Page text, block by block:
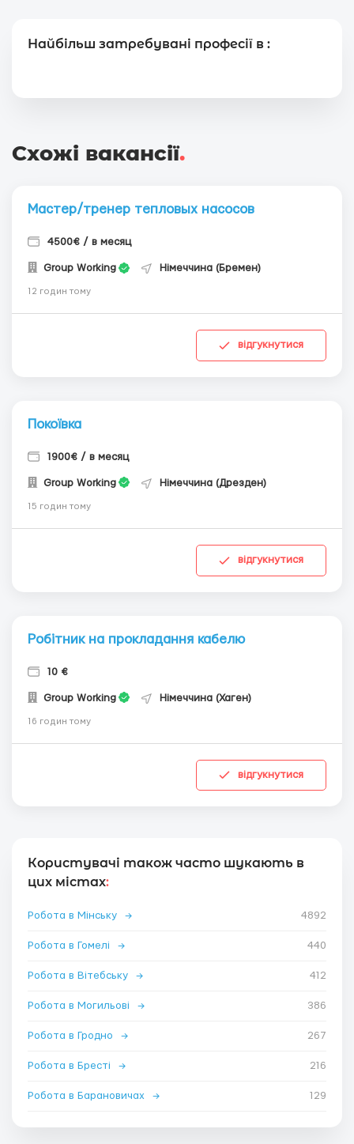
Найбільш затребувані професії в :
Схожі вакансії.
Мастер/тренер тепловых насосов
4500€ / в месяц
Group Working Німеччина (Бремен)
12 годин тому
відгукнутися
Покоївка
1900€ / в месяц
Group Working Німеччина (Дрезден)
15 годин тому
відгукнутися
Робітник на прокладання кабелю
10 €
Group Working Німеччина (Хаген)
16 годин тому
відгукнутися
Користувачі також часто шукають в
цих містах:
Робота в Мінську → 4892
Робота в Гомелі → 440
Робота в Вітебську → 412
Робота в Могильові → 386
Робота в Гродно → 267
Робота в Бресті → 216
Робота в Барановичах → 129